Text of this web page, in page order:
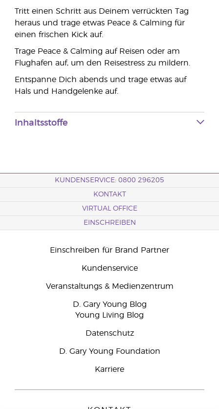
Tritt einen Schritt aus Deinem verrückten Tag
heraus und trage etwas Peace & Calming für
einen frischen Kick auf.
Trage Peace & Calming auf Reisen oder am
Flughafen auf, um den Reisestress zu mildern.
Entspanne Dich abends und trage etwas auf
Hals und Handgelenke auf.
Inhaltsstoffe
KUNDENSERVICE: 0800 296205
KONTAKT
VIRTUAL OFFICE
EINSCHREIBEN
Einschreiben für Brand Partner
Kundenservice
Veranstaltungs & Medienzentrum
D. Gary Young Blog
Young Living Blog
Datenschutz
D. Gary Young Foundation
Karriere